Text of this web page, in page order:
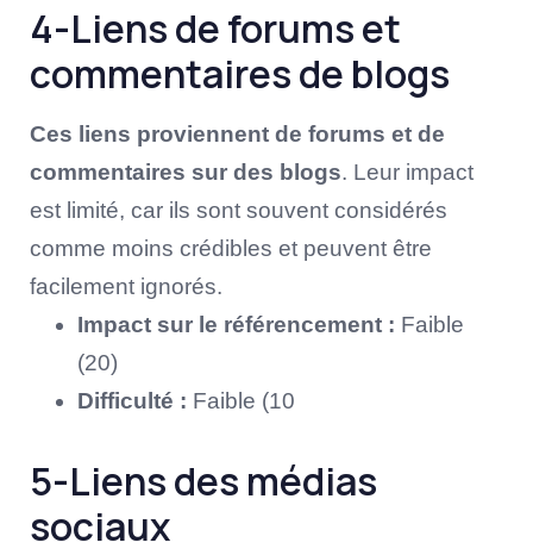
4-Liens de forums et
commentaires de blogs
Ces liens proviennent de forums et de
commentaires sur des blogs. Leur impact
est limité, car ils sont souvent considérés
comme moins crédibles et peuvent être
facilement ignorés.
Impact sur le référencement : Faible
(20)
Difficulté : Faible (10
5-Liens des médias
sociaux